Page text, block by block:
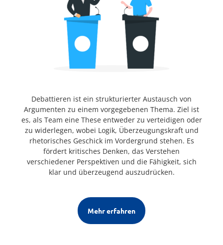
Debattieren ist ein strukturierter Austausch von
Argumenten zu einem vorgegebenen Thema. Ziel ist
es, als Team eine These entweder zu verteidigen oder
zu widerlegen, wobei Logik, Überzeugungskraft und
rhetorisches Geschick im Vordergrund stehen. Es
fördert kritisches Denken, das Verstehen
verschiedener Perspektiven und die Fähigkeit, sich
klar und überzeugend auszudrücken.
Mehr erfahren